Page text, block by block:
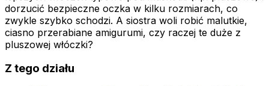
dorzucić bezpieczne oczka w kilku rozmiarach, co
zwykle szybko schodzi. A siostra woli robić malutkie,
ciasno przerabiane amigurumi, czy raczej te duże z
pluszowej włóczki?
Z tego działu